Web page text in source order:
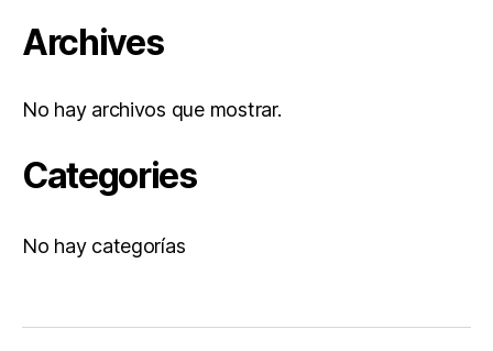
Archives
No hay archivos que mostrar.
Categories
No hay categorías